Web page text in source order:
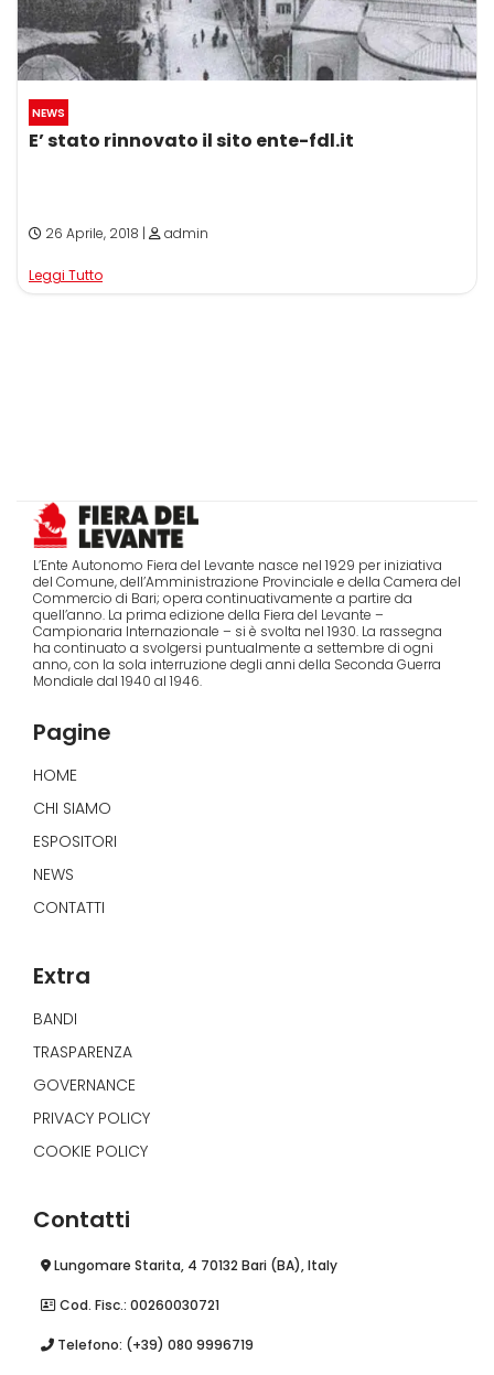
NEWS
E’ stato rinnovato il sito ente-fdl.it
26 Aprile, 2018 | admin
Leggi Tutto
L’Ente Autonomo Fiera del Levante nasce nel 1929 per iniziativa
del Comune, dell’Amministrazione Provinciale e della Camera del
Commercio di Bari; opera continuativamente a partire da
quell’anno. La prima edizione della Fiera del Levante –
Campionaria Internazionale – si è svolta nel 1930. La rassegna
ha continuato a svolgersi puntualmente a settembre di ogni
anno, con la sola interruzione degli anni della Seconda Guerra
Mondiale dal 1940 al 1946.
Pagine
HOME
CHI SIAMO
ESPOSITORI
NEWS
CONTATTI
Extra
BANDI
TRASPARENZA
GOVERNANCE
PRIVACY POLICY
COOKIE POLICY
Contatti
Lungomare Starita, 4 70132 Bari (BA), Italy
Cod. Fisc.: 00260030721
Telefono: (+39) 080 9996719